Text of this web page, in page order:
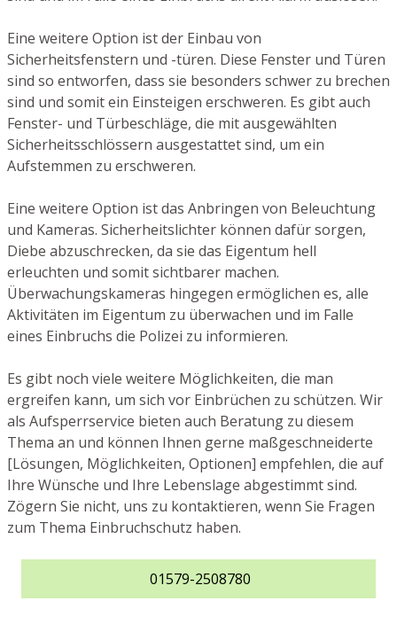
Eine weitere Option ist der Einbau von
Sicherheitsfenstern und -türen. Diese Fenster und Türen
sind so entworfen, dass sie besonders schwer zu brechen
sind und somit ein Einsteigen erschweren. Es gibt auch
Fenster- und Türbeschläge, die mit ausgewählten
Sicherheitsschlössern ausgestattet sind, um ein
Aufstemmen zu erschweren.
Eine weitere Option ist das Anbringen von Beleuchtung
und Kameras. Sicherheitslichter können dafür sorgen,
Diebe abzuschrecken, da sie das Eigentum hell
erleuchten und somit sichtbarer machen.
Überwachungskameras hingegen ermöglichen es, alle
Aktivitäten im Eigentum zu überwachen und im Falle
eines Einbruchs die Polizei zu informieren.
Es gibt noch viele weitere Möglichkeiten, die man
ergreifen kann, um sich vor Einbrüchen zu schützen. Wir
als Aufsperrservice bieten auch Beratung zu diesem
Thema an und können Ihnen gerne maßgeschneiderte
[Lösungen, Möglichkeiten, Optionen] empfehlen, die auf
Ihre Wünsche und Ihre Lebenslage abgestimmt sind.
Zögern Sie nicht, uns zu kontaktieren, wenn Sie Fragen
zum Thema Einbruchschutz haben.
01579-2508780